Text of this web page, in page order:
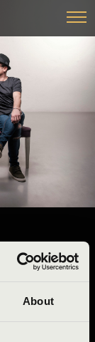
About
– A